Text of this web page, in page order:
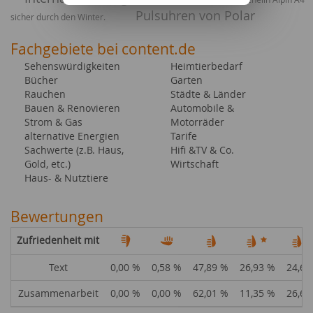
sicher durch den Winter.
Pulsuhren von Polar
Fachgebiete bei content.de
Sehenswürdigkeiten
Bücher
Rauchen
Bauen & Renovieren
Strom & Gas
alternative Energien
Sachwerte (z.B. Haus,
Gold, etc.)
Haus- & Nutztiere
Heimtierbedarf
Garten
Städte & Länder
Automobile &
Motorräder
Tarife
Hifi &TV & Co.
Wirtschaft
Bewertungen
Zufriedenheit mit
Text 0,00 % 0,58 % 47,89 % 26,93 %
24,60
Zusammenarbeit
0,00 % 0,00 % 62,01 % 11,35 % 26,64